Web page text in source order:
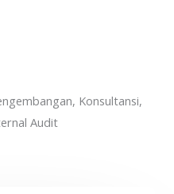
Konsultansi,
Audit